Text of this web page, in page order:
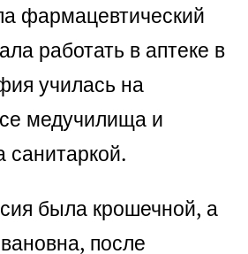
фармацевтический
работать в аптеке в
училась на
медучилища и
санитаркой.
была крошечной, а
после